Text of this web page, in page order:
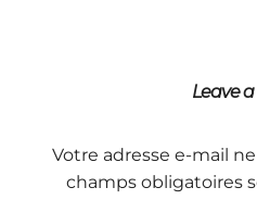
Leave
Votre adresse e-mail
champs obligatoires